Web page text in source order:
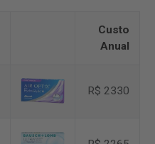
Custo
Anual
R$ 2330